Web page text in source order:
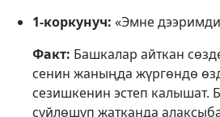
1-коркунуч: «Эмне
Факт: Башкалар айткан
сенин жаныңда жүргөндө
сезишкенин эстеп калышат.
сүйлөшүп жатканда